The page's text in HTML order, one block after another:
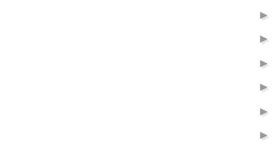
►
►
►
►
►
►